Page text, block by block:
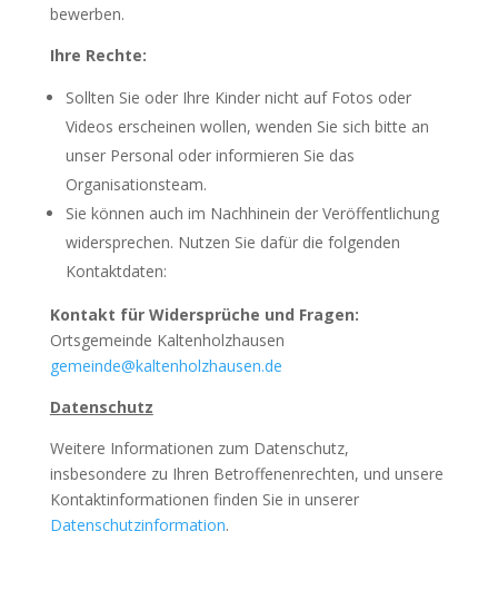
bewerben.
Ihre Rechte:
Sollten Sie oder Ihre Kinder nicht auf Fotos oder
Videos erscheinen wollen, wenden Sie sich bitte an
unser Personal oder informieren Sie das
Organisationsteam.
Sie können auch im Nachhinein der Veröffentlichung
widersprechen. Nutzen Sie dafür die folgenden
Kontaktdaten:
Kontakt für Widersprüche und Fragen:
Ortsgemeinde Kaltenholzhausen
gemeinde@kaltenholzhausen.de
Datenschutz
Weitere Informationen zum Datenschutz,
insbesondere zu Ihren Betroffenenrechten, und unsere
Kontaktinformationen finden Sie in unserer
Datenschutzinformation.